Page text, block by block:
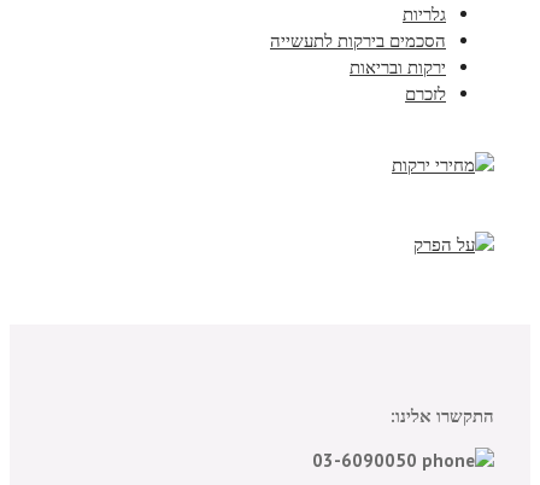
גלריות
הסכמים בירקות לתעשייה
ירקות ובריאות
לזכרם
התקשרו אלינו: